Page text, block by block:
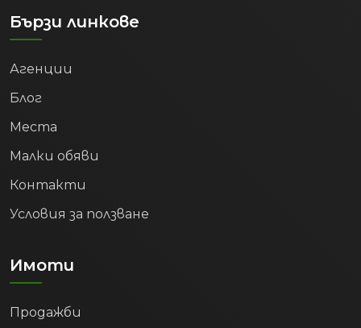
Бързи линкове
Агенции
Блог
Места
Малки обяви
Контакти
Условия за ползване
Имоти
Продажби